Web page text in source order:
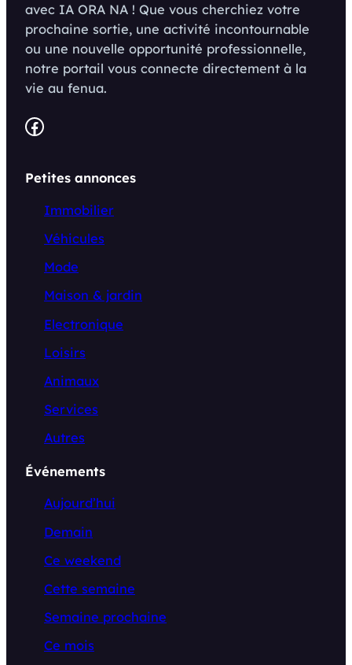
avec IA ORA NA ! Que vous cherchiez votre
prochaine sortie, une activité incontournable
ou une nouvelle opportunité professionnelle,
notre portail vous connecte directement à la
vie au fenua.
Facebook
Petites annonces
Immobilier
Véhicules
Mode
Maison & jardin
Electronique
Loisirs
Animaux
Services
Autres
Événements
Aujourd’hui
Demain
Ce weekend
Cette semaine
Semaine prochaine
Ce mois